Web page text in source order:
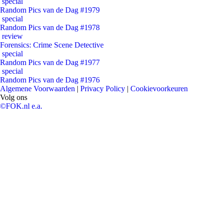
Random Pics van de Dag #1979
special
Random Pics van de Dag #1978
review
Forensics: Crime Scene Detective
special
Random Pics van de Dag #1977
special
Random Pics van de Dag #1976
Algemene Voorwaarden | Privacy Policy | Cookievoorkeuren
Volg ons
©FOK.nl e.a.